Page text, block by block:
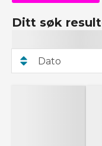
Ditt søk